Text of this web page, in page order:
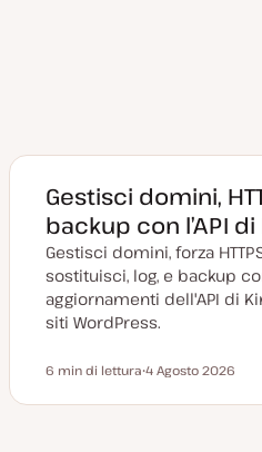
Gestisci domini,
backup con l’API
Gestisci domini, forza
sostituisci, log, e backup
aggiornamenti dell'API di
siti WordPress.
Tempo di lettura
6 min di lettura 4 Agosto 2026